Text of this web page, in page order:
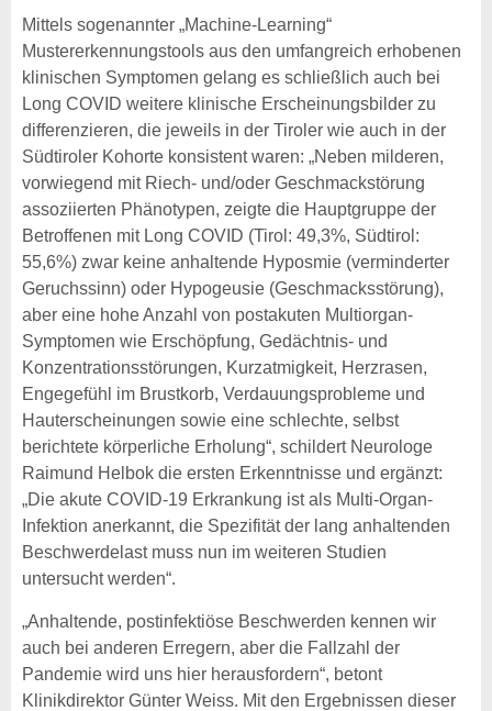
Mittels sogenannter „Machine-Learning“
Mustererkennungstools aus den umfangreich erhobenen
klinischen Symptomen gelang es schließlich auch bei
Long COVID weitere klinische Erscheinungsbilder zu
differenzieren, die jeweils in der Tiroler wie auch in der
Südtiroler Kohorte konsistent waren: „Neben milderen,
vorwiegend mit Riech- und/oder Geschmackstörung
assoziierten Phänotypen, zeigte die Hauptgruppe der
Betroffenen mit Long COVID (Tirol: 49,3%, Südtirol:
55,6%) zwar keine anhaltende Hyposmie (verminderter
Geruchssinn) oder Hypogeusie (Geschmacksstörung),
aber eine hohe Anzahl von postakuten Multiorgan-
Symptomen wie Erschöpfung, Gedächtnis- und
Konzentrationsstörungen, Kurzatmigkeit, Herzrasen,
Engegefühl im Brustkorb, Verdauungsprobleme und
Hauterscheinungen sowie eine schlechte, selbst
berichtete körperliche Erholung“, schildert Neurologe
Raimund Helbok die ersten Erkenntnisse und ergänzt:
„Die akute COVID-19 Erkrankung ist als Multi-Organ-
Infektion anerkannt, die Spezifität der lang anhaltenden
Beschwerdelast muss nun im weiteren Studien
untersucht werden“.
„Anhaltende, postinfektiöse Beschwerden kennen wir
auch bei anderen Erregern, aber die Fallzahl der
Pandemie wird uns hier herausfordern“, betont
Klinikdirektor Günter Weiss. Mit den Ergebnissen dieser